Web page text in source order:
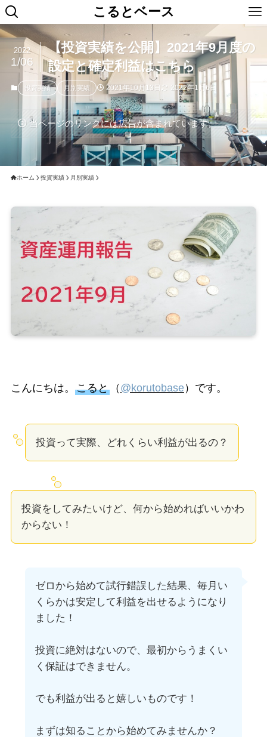
こるとベース
【投資実績を公開】2021年9月度の
設定と確定利益はこちら
2022
1/06
投資実績 月別実績 2021年10月13日 2022年1月6日
当ページのリンクには広告が含まれています。
ホーム 投資実績 月別実績
こんにちは。 こると（ @korutobase）です。
投資って実際、どれくらい利益が出るの？
投資をしてみたいけど、何から始めればいいかわ
からない！
ゼロから始めて試行錯誤した結果、毎月い
くらかは安定して利益を出せるようになり
ました！
投資に絶対はないので、最初からうまくい
く保証はできません。
でも利益が出ると嬉しいものです！
まずは知ることから始めてみませんか？